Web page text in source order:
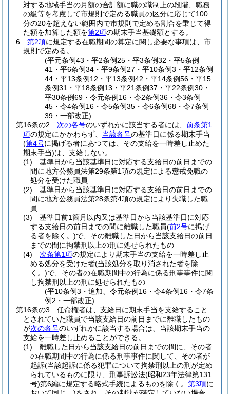
対する地域手当の月額の合計額に職の職制上の段階、職務
の級等を考慮して市規則で定める職員の区分に応じて100
分の20を超えない範囲内で市規則で定める割合を乗じて得
た額を加算した額を第2項の期末手当基礎額とする。
6
第2項に規定する在職期間の算定に関し必要な事項は、市
規則で定める。
(平元条例43・平2条例25・平3条例32・平5条例
41・平6条例34・平9条例27・平10条例3・平12条例
44・平13条例12・平13条例42・平14条例56・平15
条例31・平18条例13・平21条例37・平22条例30・
平30条例69・令元条例16・令2条例36・令3条例
45・令4条例16・令5条例35・令6条例68・令7条例
39・一部改正)
第16条の2
次の各号のいずれかに該当する者には、 前条第1
項の規定にかかわらず、 当該各号の基準日に係る期末手当
(第4号に掲げる者にあつては、その支給を一時差し止めた
期末手当)は、支給しない。
(1)
基準日から当該基準日に対応する支給日の前日までの
間に地方公務員法第29条第1項の規定による懲戒免職の
処分を受けた職員
(2)
基準日から当該基準日に対応する支給日の前日までの
間に地方公務員法第28条第4項の規定により失職した職
員
(3)
基準日前1箇月以内又は基準日から当該基準日に対応
する支給日の前日までの間に離職した職員(前2号に掲げ
る者を除く。)で、その離職した日から当該支給日の前日
までの間に拘禁刑以上の刑に処せられたもの
(4)
次条第1項の規定により期末手当の支給を一時差し止
める処分を受けた者(当該処分を取り消された者を除
く。)で、その者の在職期間中の行為に係る刑事事件に関
し拘禁刑以上の刑に処せられたもの
(平10条例3・追加、令元条例16・令4条例16・令7条
例2・一部改正)
第16条の3
任命権者は、支給日に期末手当を支給すること
とされていた職員で当該支給日の前日までに離職したもの
が次の各号のいずれかに該当する場合は、当該期末手当の
支給を一時差し止めることができる。
(1)
離職した日から当該支給日の前日までの間に、その者
の在職期間中の行為に係る刑事事件に関して、その者が
起訴(当該起訴に係る犯罪について拘禁刑以上の刑が定め
られているものに限り、刑事訴訟法(昭和23年法律第131
号)第6編に規定する略式手続によるものを除く。 第3項に